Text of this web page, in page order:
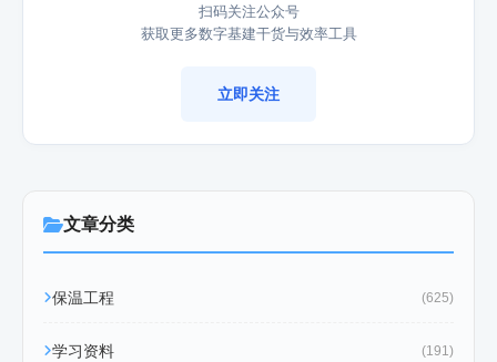
扫码关注公众号
获取更多数字基建干货与效率工具
立即关注
文章分类
保温工程 (625)
学习资料 (191)